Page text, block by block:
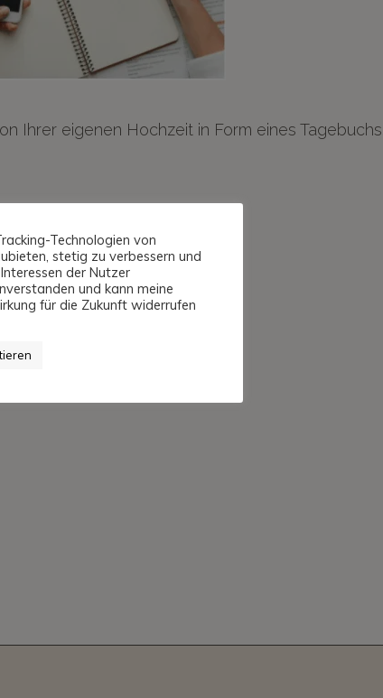
Ihrer eigenen Hochzeit in Form eines
Technologien von
stetig zu verbessern und
der Nutzer
und kann meine
für die Zukunft widerrufen